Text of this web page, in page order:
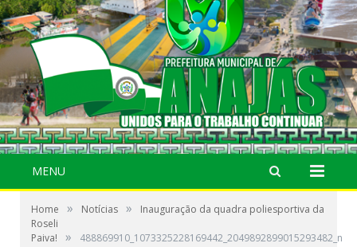
MENU
Home » Notícias »
Inauguração da quadra poliesportiva da
Roseli
Paiva!
» 488869910_1073325228169442_2049892899015293482_n